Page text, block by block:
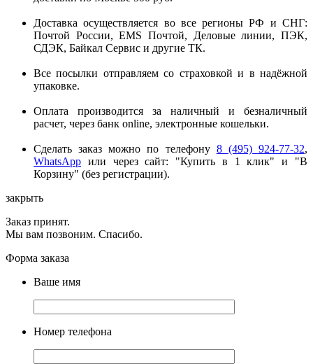
Доставка осуществляется во все регионы РФ и СНГ:
Почтой России, EMS Почтой, Деловые линии, ПЭК,
СДЭК, Байкал Сервис и другие ТК.
Все посылки отправляем со страховкой и в надёжной
упаковке.
Оплата производится за наличный и безналичный
расчет, через банк online, электронные кошельки.
Сделать заказ можно по телефону 8 (495) 924-77-32,
WhatsApp или через сайт: "Купить в 1 клик" и "В
Корзину" (без регистрации).
закрыть
Заказ принят.
Мы вам позвоним. Спасибо.
Форма заказа
Ваше имя
Номер телефона